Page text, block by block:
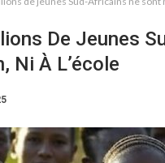
De Jeunes
Ni À L’école